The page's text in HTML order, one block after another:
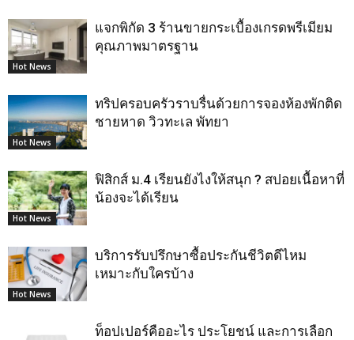
Hot News
แจกพิกัด 3 ร้านขายกระเบื้องเกรดพรีเมียม
คุณภาพมาตรฐาน
Hot News
ทริปครอบครัวราบรื่นด้วยการจองห้องพักติด
ชายหาด วิวทะเล พัทยา
Hot News
ฟิสิกส์ ม.4 เรียนยังไงให้สนุก ? สปอยเนื้อหาที่
น้องจะได้เรียน
Hot News
บริการรับปรึกษาซื้อประกันชีวิตดีไหม
เหมาะกับใครบ้าง
ท็อปเปอร์คืออะไร ประโยชน์ และการเลือก